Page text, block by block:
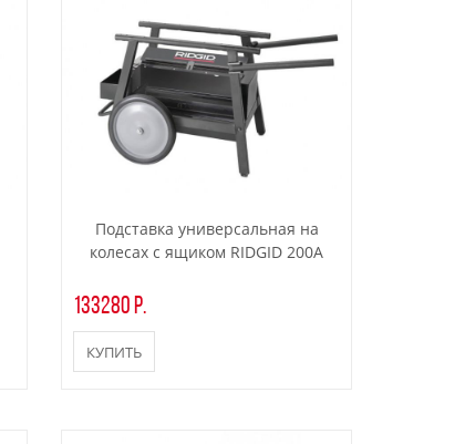
Подставка универсальная на
колесах с ящиком RIDGID 200А
133280 р.
КУПИТЬ